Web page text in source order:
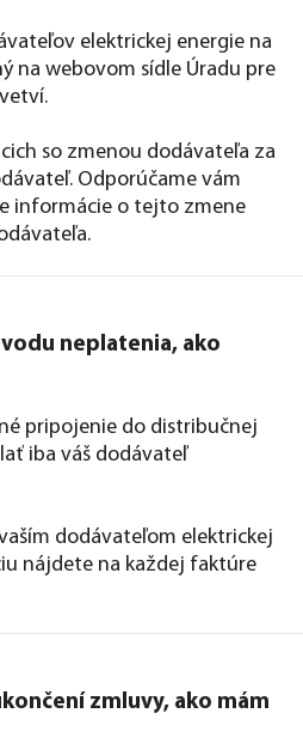
elektrickej energie na
na webovom sídle Úradu pre
so zmenou dodávateľa za
Odporúčame vám
informácie o tejto zmene
neplatenia, ako
pripojenie do distribučnej
iba váš dodávateľ
dodávateľom elektrickej
nájdete na každej faktúre
zmluvy, ako mám